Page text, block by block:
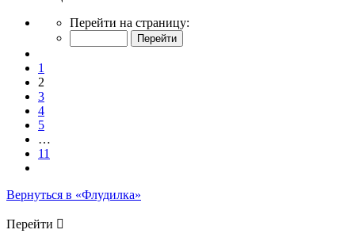
Страница
11
Перейти на страницу:
1
2
3
4
5
…
11
Вернуться в «Флудилка»
Перейти